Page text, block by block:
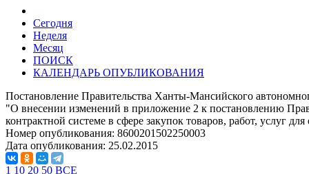
Сегодня
Неделя
Месяц
ПОИСК
КАЛЕНДАРЬ ОПУБЛИКОВАНИЯ
Постановление Правительства Ханты-Мансийского
"О внесении изменений в приложение 2 к постановлению
контрактной системе в сфере закупок товаров, работ, услуг
Номер опубликования: 8600201502250003
Дата опубликования: 25.02.2015
1 10 20 50 ВСЕ